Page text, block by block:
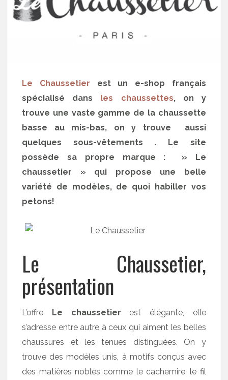
Le Chaussetier est un e-shop français
spécialisé dans les chaussettes, on y
trouve une vaste gamme de la chaussette
basse au mis-bas, on y trouve aussi
quelques sous-vêtements . Le site
possède sa propre marque : » Le
chaussetier » qui propose une belle
variété de modèles, de quoi habiller vos
petons!
Le Chaussetier,
présentation
L’offre Le chaussetier est élégante, elle
s’adresse entre autre à ceux qui aiment les belles
chaussures et les tenues distinguées. On y
trouve des modèles unis, à motifs conçus avec
des matières nobles comme le cachemire, le fil